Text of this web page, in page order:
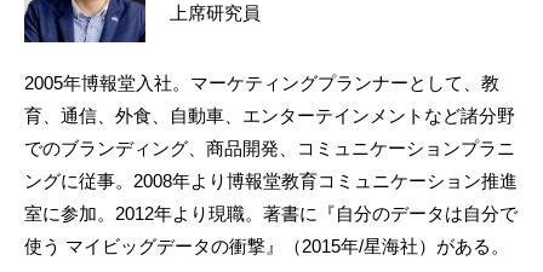
上席研究員
2005年博報堂入社。マーケティングプランナーとして、教
育、通信、外食、自動車、エンターテインメントなど諸分野
でのブランディング、商品開発、コミュニケーションプラニ
ングに従事。2008年より博報堂教育コミュニケーション推進
室に参加。2012年より現職。著書に『自分のデータは自分で
使う マイビッグデータの衝撃』（2015年/星海社）がある。